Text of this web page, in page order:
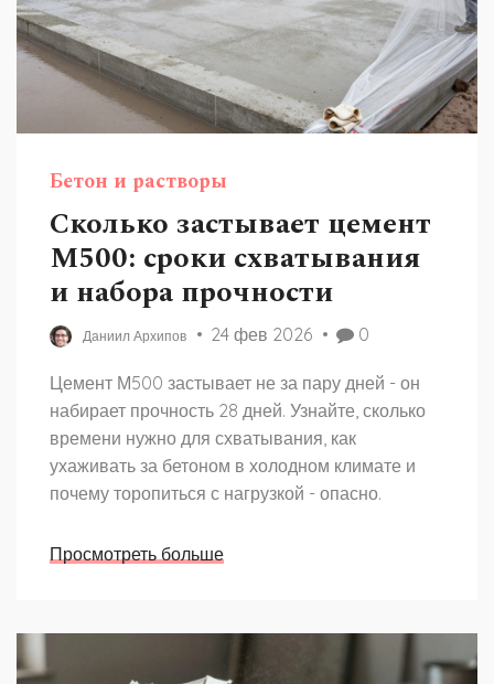
Бетон и растворы
Сколько застывает цемент
М500: сроки схватывания
и набора прочности
Даниил Архипов 24 фев 2026 0
Цемент М500 застывает не за пару дней - он
набирает прочность 28 дней. Узнайте, сколько
времени нужно для схватывания, как
ухаживать за бетоном в холодном климате и
почему торопиться с нагрузкой - опасно.
Просмотреть больше